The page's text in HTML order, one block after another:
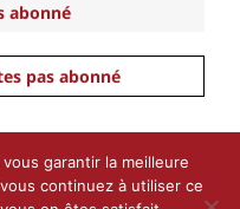
abonné
pas abonné
garantir la meilleure
continuez à utiliser ce